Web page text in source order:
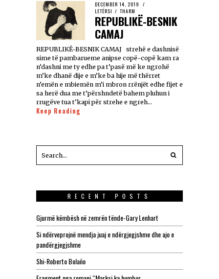
DECEMBER 14, 2019
LETËRSI / THARM
REPUBLIKË-BESNIK
CAMAJ
REPUBLIKË-BESNIK CAMAJ strehë e dashnisë
sime të pambarueme anipse copë-copë kam ra
n’dashni me ty edhe pa t’pasë më ke ngrohë
m’ke dhanë dije e m’ke ba hije më thërret
n’emën e mbiemën m’i mbron rrënjët edhe fijet e
sa herë dua me t’përshndetë bahem pluhun i
rrugëve tua t’kapi për strehe e ngreh…
Keep Reading
RECENT POSTS
Gjurmë këmbësh në zemrën tënde-Gary Lenhart
Si ndërveprojnë mendja juaj e ndërgjegjshme dhe ajo e
pandërgjegjshme
Shi-Roberto Bolaño